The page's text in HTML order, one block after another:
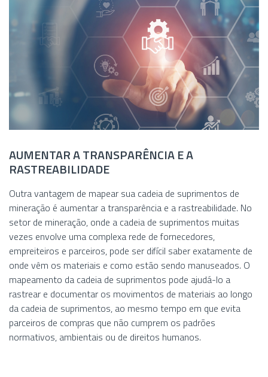
AUMENTAR A TRANSPARÊNCIA E A
RASTREABILIDADE
Outra vantagem de mapear sua cadeia de suprimentos de
mineração é aumentar a transparência e a rastreabilidade. No
setor de mineração, onde a cadeia de suprimentos muitas
vezes envolve uma complexa rede de fornecedores,
empreiteiros e parceiros, pode ser difícil saber exatamente de
onde vêm os materiais e como estão sendo manuseados. O
mapeamento da cadeia de suprimentos pode ajudá-lo a
rastrear e documentar os movimentos de materiais ao longo
da cadeia de suprimentos, ao mesmo tempo em que evita
parceiros de compras que não cumprem os padrões
normativos, ambientais ou de direitos humanos.